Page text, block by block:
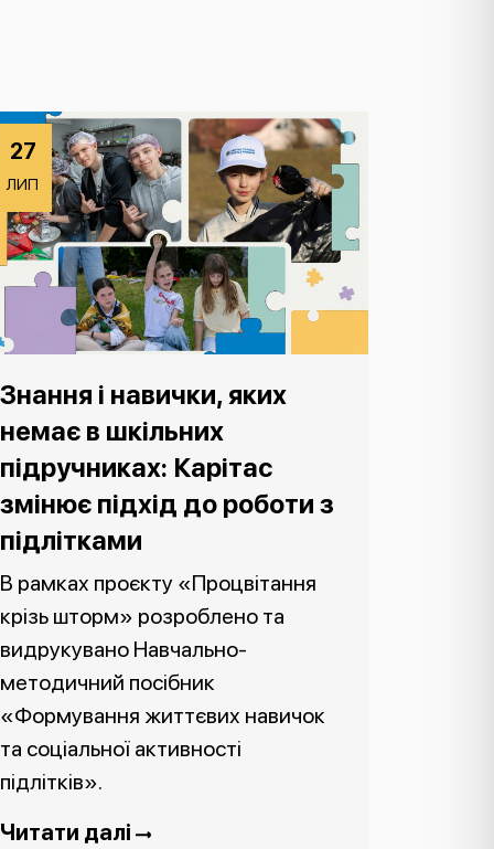
27
ЛИП
Знання і навички, яких
немає в шкільних
підручниках: Карітас
змінює підхід до роботи з
підлітками
В рамках проєкту «Процвітання
крізь шторм» розроблено та
видрукувано Навчально-
методичний посібник
«Формування життєвих навичок
та соціальної активності
підлітків».
Читати далі